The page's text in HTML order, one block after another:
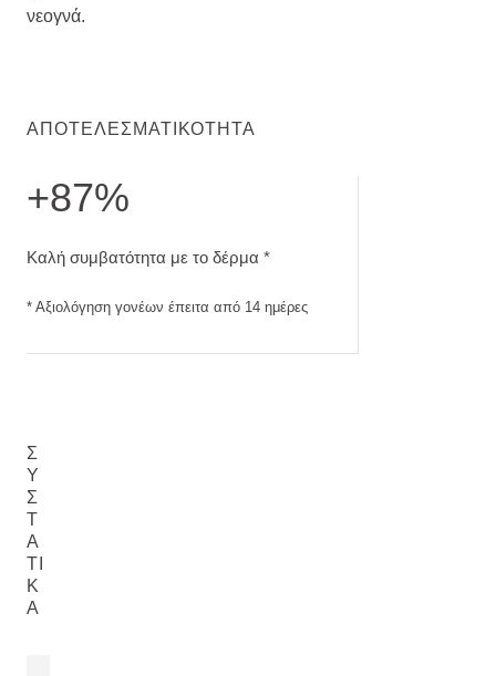
νεογνά.
ΑΠΟΤΕΛΕΣΜΑΤΙΚΌΤΗΤΑ
+87%
Καλή συμβατότητα με το δέρμα *
* Αξιολόγηση γονέων έπειτα από 14 ημέρες
Σ
Υ
Σ
Τ
Α
ΤΙ
Κ
Ά